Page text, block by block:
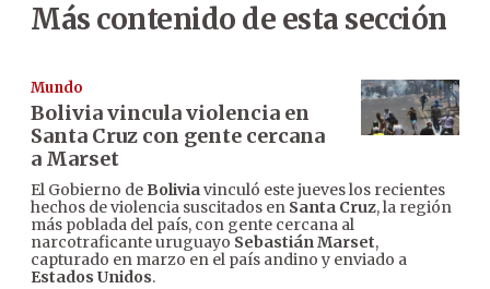
Más contenido de esta sección
Mundo
Bolivia vincula violencia en
Santa Cruz con gente cercana
a Marset
El Gobierno de Boliviavinculó este jueves los recientes
hechos de violencia suscitados en Santa Cruz, la región
más poblada del país, con gente cercana al
narcotraficante uruguayo Sebastián Marset,
capturado en marzo en el país andino y enviado a
Estados Unidos.